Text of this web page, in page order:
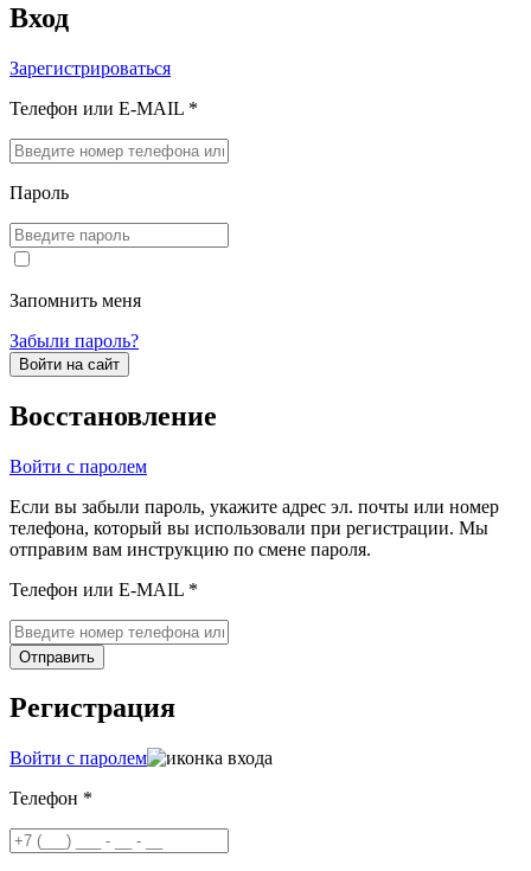
Вход
Зарегистрироваться
Телефон или E-MAIL *
Пароль
Запомнить меня
Забыли пароль?
Войти на сайт
Восстановление
Войти с паролем
Если вы забыли пароль, укажите адрес эл. почты или номер
телефона, который вы использовали при регистрации. Мы
отправим вам инструкцию по смене пароля.
Телефон или E-MAIL *
Отправить
Регистрация
Войти с паролем
Телефон *